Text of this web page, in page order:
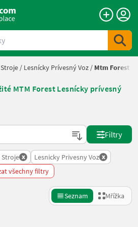
/ Lesnícky Prívesný Voz / Mtm Forest
MTM Forest Lesnícky prívesný
Filtry
Stroje x Lesnicky Privesny Voz x
všechny filtry
Seznam Mřížka